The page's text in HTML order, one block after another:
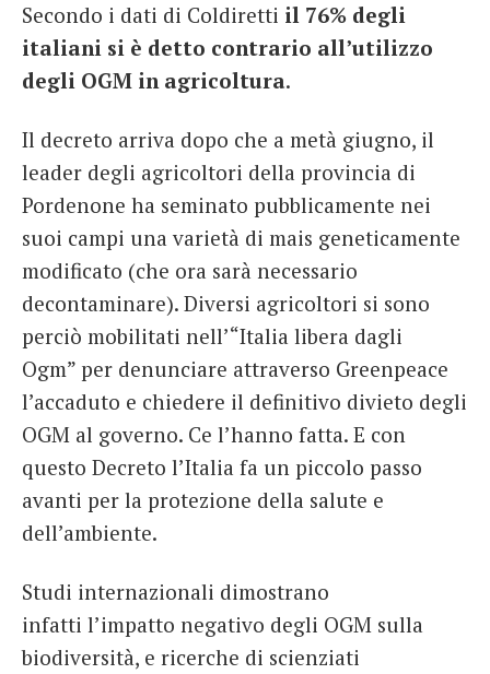
Secondo i dati di Coldiretti il 76% degli
italiani si è detto contrario all’utilizzo
degli OGM in agricoltura.
Il decreto arriva dopo che a metà giugno, il
leader degli agricoltori della provincia di
Pordenone ha seminato pubblicamente nei
suoi campi una varietà di mais geneticamente
modificato (che ora sarà necessario
decontaminare). Diversi agricoltori si sono
perciò mobilitati nell’“Italia libera dagli
Ogm” per denunciare attraverso Greenpeace
l’accaduto e chiedere il definitivo divieto degli
OGM al governo. Ce l’hanno fatta. E con
questo Decreto l’Italia fa un piccolo passo
avanti per la protezione della salute e
dell’ambiente.
Studi internazionali dimostrano
infatti l’impatto negativo degli OGM sulla
biodiversità, e ricerche di scienziati